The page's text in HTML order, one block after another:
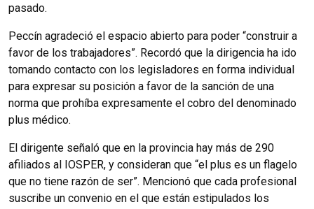
pasado.
Peccín agradeció el espacio abierto para poder “construir a
favor de los trabajadores”. Recordó que la dirigencia ha ido
tomando contacto con los legisladores en forma individual
para expresar su posición a favor de la sanción de una
norma que prohíba expresamente el cobro del denominado
plus médico.
El dirigente señaló que en la provincia hay más de 290
afiliados al IOSPER, y consideran que “el plus es un flagelo
que no tiene razón de ser”. Mencionó que cada profesional
suscribe un convenio en el que están estipulados los